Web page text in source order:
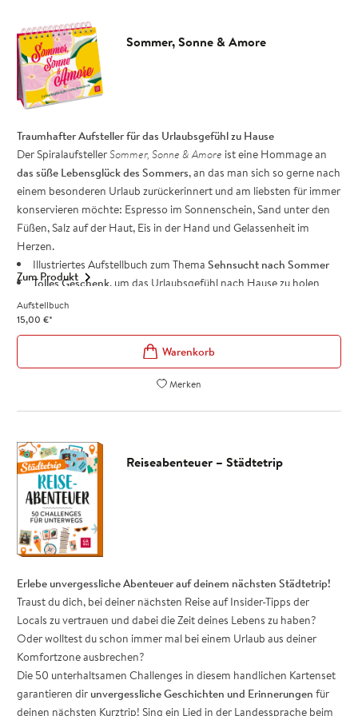
Kultur
Ein dekoratives Aufstellbuch, das das Fernweh weckt und die Zeit
bis zum nächsten Italienurlaub verkürzt.
alle Genießer, Entdecker und Italienliebhaber - perfetto!
Sommer, Sonne & Amore
Traumhafter Aufsteller für das Urlaubsgefühl zu Hause
Der SpiralaufstellerSommer, Sonne & Amore ist eine Hommage an
das süße Lebensglück des Sommers, an das man sich so gerne nach
einem besonderen Urlaub zurückerinnert und am liebsten für immer
konservieren möchte: Espresso im Sonnenschein, Sand unter den
Füßen, Salz auf der Haut, Eis in der Hand und Gelassenheit im
Herzen.
Illustriertes Aufstellbuch zum Thema Sehnsucht nach Sommer
Tolles Geschenk, um das Urlaubsgefühl nach Hause zu holen
Mit stimmungsvollen
und Sonne machen
Verschenke mit dem Aufsteller ein wenig Sonnenschein als kleines
Dankeschön für deinen Lieblingsmenschen, zum Muttertag oder
Geburtstag – oder mache dir damit selbst eine kleine Freude und
Portion Summer-Feeling in deinen Alltag
Zum Produkt
Aufstellbuch
15,00 €*
Merken
Reiseabenteuer – Städtetrip
Erlebe unvergessliche Abenteuer auf deinem nächsten Städtetrip!
Traust du dich, bei deiner nächsten Reise auf Insider-Tipps der
Locals zu vertrauen und dabei die Zeit deines Lebens zu haben?
Oder wolltest du schon immer mal bei einem Urlaub aus deiner
Komfortzone ausbrechen?
Die 50 unterhaltsamen Challenges in diesem handlichen Kartenset
garantieren dir unvergessliche Geschichten und Erinnerungen für
deinen nächsten Kurztrip! Sing ein Lied in der Landessprache beim